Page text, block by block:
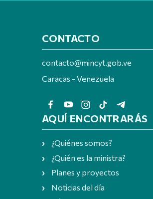
CONTACTO
contacto@mincyt.gob.ve
Caracas - Venezuela
AQUÍ ENCONTRARÁS
¿Quiénes somos?
¿Quién es la ministra?
Planes y proyectos
Noticias del día